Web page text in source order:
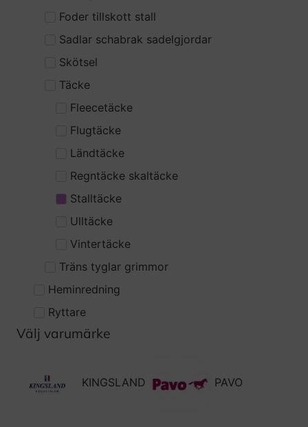
Foder tillskott stall
Sadlar schabrak sadelgjordar
Skötsel
Täcke
Fleecetäcke
Flugtäcke
Ländtäcke
Regntäcke skaltäcke
Stalltäcke
Ulltäcke
Vintertäcke
Träns tyglar grimmor
Heminredning
Ryttare
Välj varumärke
KINGSLAND PAVO